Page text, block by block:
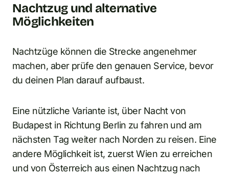
Nachtzug und alternative
Möglichkeiten
Nachtzüge können die Strecke angenehmer
machen, aber prüfe den genauen Service, bevor
du deinen Plan darauf aufbaust.
Eine nützliche Variante ist, über Nacht von
Budapest in Richtung Berlin zu fahren und am
nächsten Tag weiter nach Norden zu reisen. Eine
andere Möglichkeit ist, zuerst Wien zu erreichen
und von Österreich aus einen Nachtzug nach